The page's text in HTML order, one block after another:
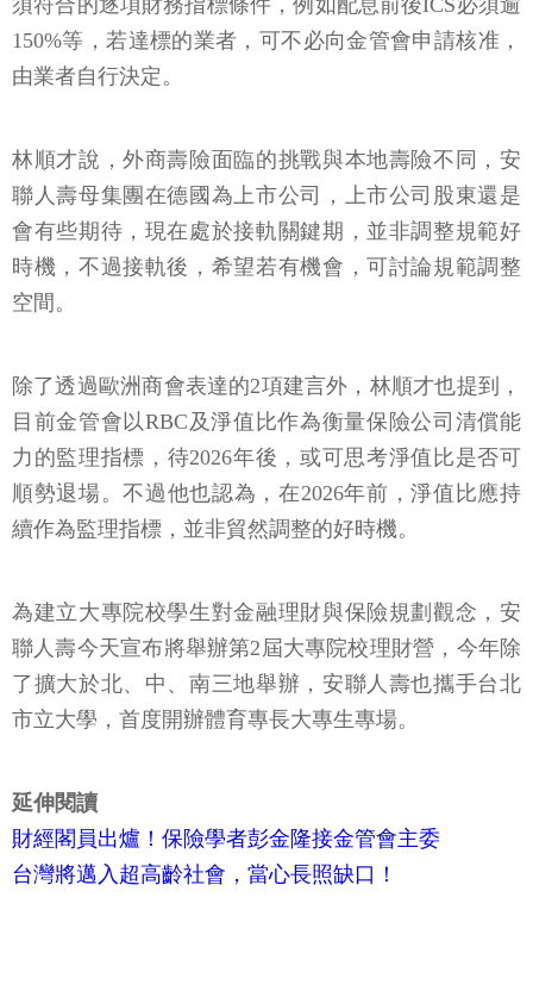
須符合的逐項財務指標條件，例如配息前後ICS必須逾
150%等，若達標的業者，可不必向金管會申請核准，
由業者自行決定。
林順才說，外商壽險面臨的挑戰與本地壽險不同，安
聯人壽母集團在德國為上市公司，上市公司股東還是
會有些期待，現在處於接軌關鍵期，並非調整規範好
時機，不過接軌後，希望若有機會，可討論規範調整
空間。
除了透過歐洲商會表達的2項建言外，林順才也提到，
目前金管會以RBC及淨值比作為衡量保險公司清償能
力的監理指標，待2026年後，或可思考淨值比是否可
順勢退場。不過他也認為，在2026年前，淨值比應持
續作為監理指標，並非貿然調整的好時機。
為建立大專院校學生對金融理財與保險規劃觀念，安
聯人壽今天宣布將舉辦第2屆大專院校理財營，今年除
了擴大於北、中、南三地舉辦，安聯人壽也攜手台北
市立大學，首度開辦體育專長大專生專場。
延伸閱讀
財經閣員出爐！保險學者彭金隆接金管會主委
台灣將邁入超高齡社會，當心長照缺口！